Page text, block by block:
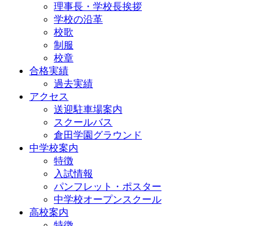
理事長・学校長挨拶
学校の沿革
校歌
制服
校章
合格実績
過去実績
アクセス
送迎駐車場案内
スクールバス
倉田学園グラウンド
中学校案内
特徴
入試情報
パンフレット・ポスター
中学校オープンスクール
高校案内